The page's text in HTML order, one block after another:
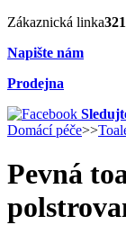
Zákaznická linka
Napište nám
Prodejna
Domácí péče>>
Pevná